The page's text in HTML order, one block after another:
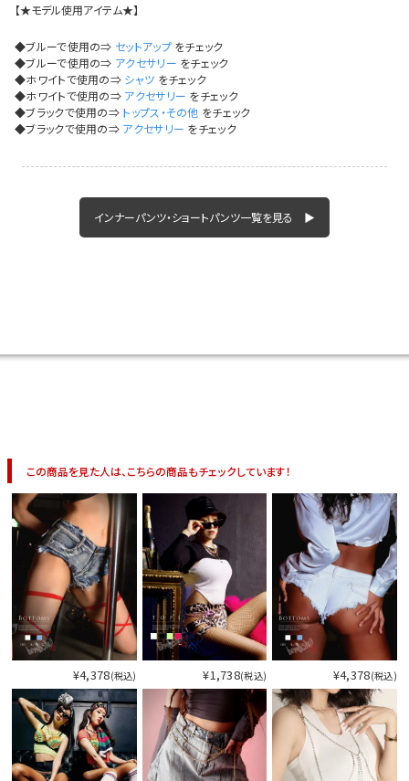
今活
【★モデル使用アイテム★】
◆ブルーで使用の⇒ セットアップをチェック
◆ブルーで使用の⇒ アクセサリー をチェック
◆ホワイトで使用の⇒ シャツ をチェック
◆ホワイトで使用の⇒ アクセサリー をチェック
◆ブラックで使用の⇒ トップス・その他 をチェック
◆ブラックで使用の⇒ アクセサリー をチェック
インナーパンツ・ショートパンツ一覧を見る ▶
この商品を見た人は、こちらの商品もチェックしています！
¥4,378(税込) ¥1,738(税込) ¥4,378(税込)